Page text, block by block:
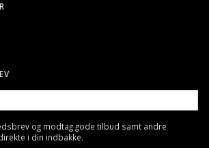
og modtag gode tilbud samt andre
i din indbakke.